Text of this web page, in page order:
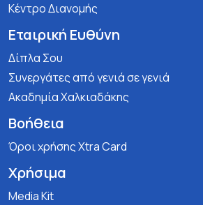
Κέντρο Διανομής
Εταιρική Ευθύνη
Δίπλα Σου
Συνεργάτες από γενιά σε γενιά
Ακαδημία Χαλκιαδάκης
Βοήθεια
Όροι χρήσης Xtra Card
Χρήσιμα
Media Kit